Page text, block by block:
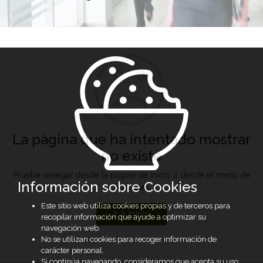
La página que ha intentado mostrar
no existe
Pruebe navegar desde la página de inicio o desde el menú de
opciones
Ir a Inicio
Información sobre Cookies
Este sitio web utiliza cookies propias y de terceros para
recopilar información que ayude a optimizar su
navegación web.
No se utilizan cookies para recoger información de
carácter personal.